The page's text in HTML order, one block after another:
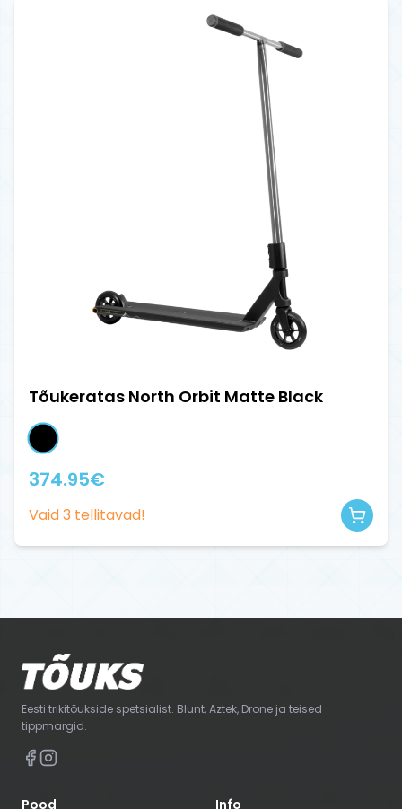
Tõukeratas North Orbit Matte Black
374.95€
Vaid3 tellitavad!
Eesti trikitõukside spetsialist. Blunt, Aztek, Drone ja teised
tippmargid.
Pood Info